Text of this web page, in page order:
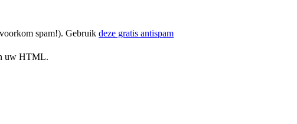
spam!). Gebruik deze gratis antispam
uw HTML.